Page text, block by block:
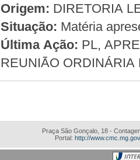
Origem:
Situação: Matéria
Última Ação: PL,
REUNIÃO ORDINÁRIA
Praça São Gonçalo, 18 -
Portal: http://